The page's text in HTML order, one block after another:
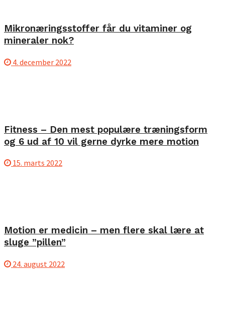
Mikronæringsstoffer får du vitaminer og
mineraler nok?
4. december 2022
Fitness – Den mest populære træningsform
og 6 ud af 10 vil gerne dyrke mere motion
15. marts 2022
Motion er medicin – men flere skal lære at
sluge ”pillen”
24. august 2022